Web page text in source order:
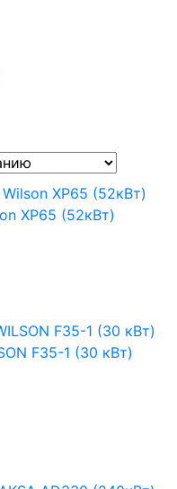
XP65 (52кВт)
F35-1 (30 кВт)